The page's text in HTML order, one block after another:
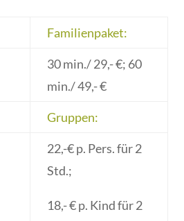
Familienpaket:
30 min./ 29,- €; 60
min./ 49,- €
Gruppen:
22,-€ p. Pers. für 2
Std.;
18,- € p. Kind für 2